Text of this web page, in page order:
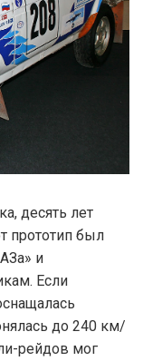
десять лет
прототип был
и
Если
до 240 км/
рейдов мог